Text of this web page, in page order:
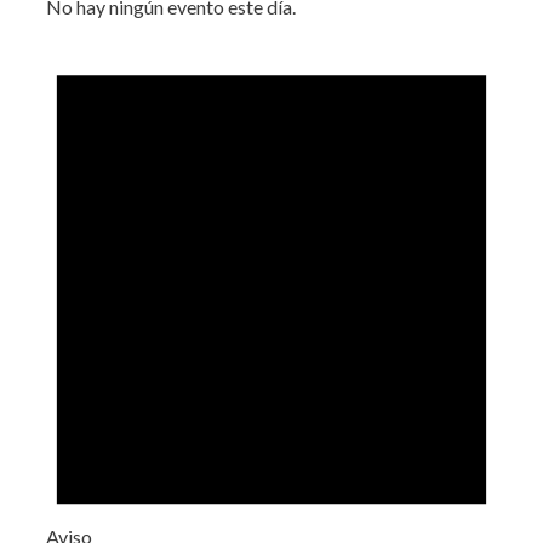
No hay ningún evento este día.
Aviso